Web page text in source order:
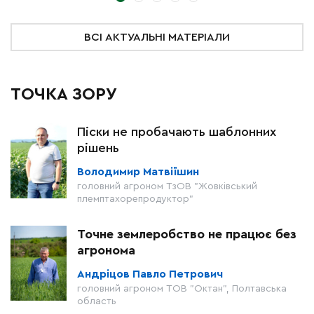
ВСІ АКТУАЛЬНІ МАТЕРІАЛИ
ТОЧКА ЗОРУ
Піски не пробачають шаблонних
рішень
Володимир Матвіїшин
головний агроном ТзОВ "Жовківський
племптахорепродуктор"
Точне землеробство не працює без
агронома
Андріцов Павло Петрович
головний агроном ТОВ "Октан", Полтавська
область